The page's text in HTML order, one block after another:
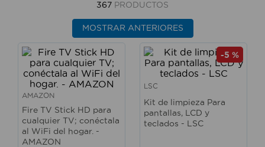
367 PRODUCTOS
MOSTRAR ANTERIORES
AMAZON
Fire TV Stick HD para
cualquier TV; conéctala
al WiFi del hogar. -
AMAZON
-5 %
LSC
Kit de limpieza Para
pantallas, LCD y
teclados - LSC